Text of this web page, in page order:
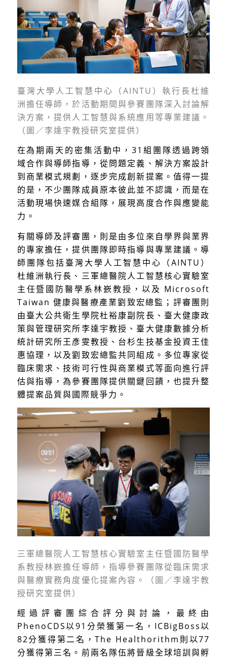
臺灣大學人工智慧中心（AINTU）執行長杜維
洲擔任導師，於活動期間與參賽團隊深入討論解
決方案，提供人工智慧與系統應用等專業建議。
（圖／李達宇教授研究室提供）
在為期兩天的密集活動中，31組團隊透過跨領
域合作與導師指導，從問題定義、解決方案設計
到商業模式規劃，逐步完成創新提案。值得一提
的是，不少團隊成員原本彼此並不認識，而是在
活動現場快速媒合組隊，展現高度合作與應變能
力。
有關導師及評審團，則是由多位來自學界與業界
的專家擔任，提供團隊即時指導與專業建議。導
師團隊包括臺灣大學人工智慧中心（AINTU）
杜維洲執行長、三軍總醫院人工智慧核心實驗室
主任暨國防醫學系林嶔教授，以及 Microsoft
Taiwan 健康與醫療產業劉致宏總監；評審團則
由臺大公共衛生學院杜裕康副院長、臺大健康政
策與管理研究所李達宇教授、臺大健康數據分析
統計研究所王彥雯教授、台杉生技基金投資王佳
惠協理，以及劉致宏總監共同組成。多位專家從
臨床需求、技術可行性與商業模式等面向進行評
估與指導，為參賽團隊提供關鍵回饋，也提升整
體提案品質與國際競爭力。
三軍總醫院人工智慧核心實驗室主任暨國防醫學
系教授林嶔擔任導師，指導參賽團隊從臨床需求
與醫療實務角度優化提案內容。（圖／李達宇教
授研究室提供）
經過評審團綜合評分與討論，最終由
PhenoCDS以91分榮獲第一名，ICBigBoss以
82分獲得第二名，The Healthorithm則以77
分獲得第三名。前兩名隊伍將晉級全球培訓與孵